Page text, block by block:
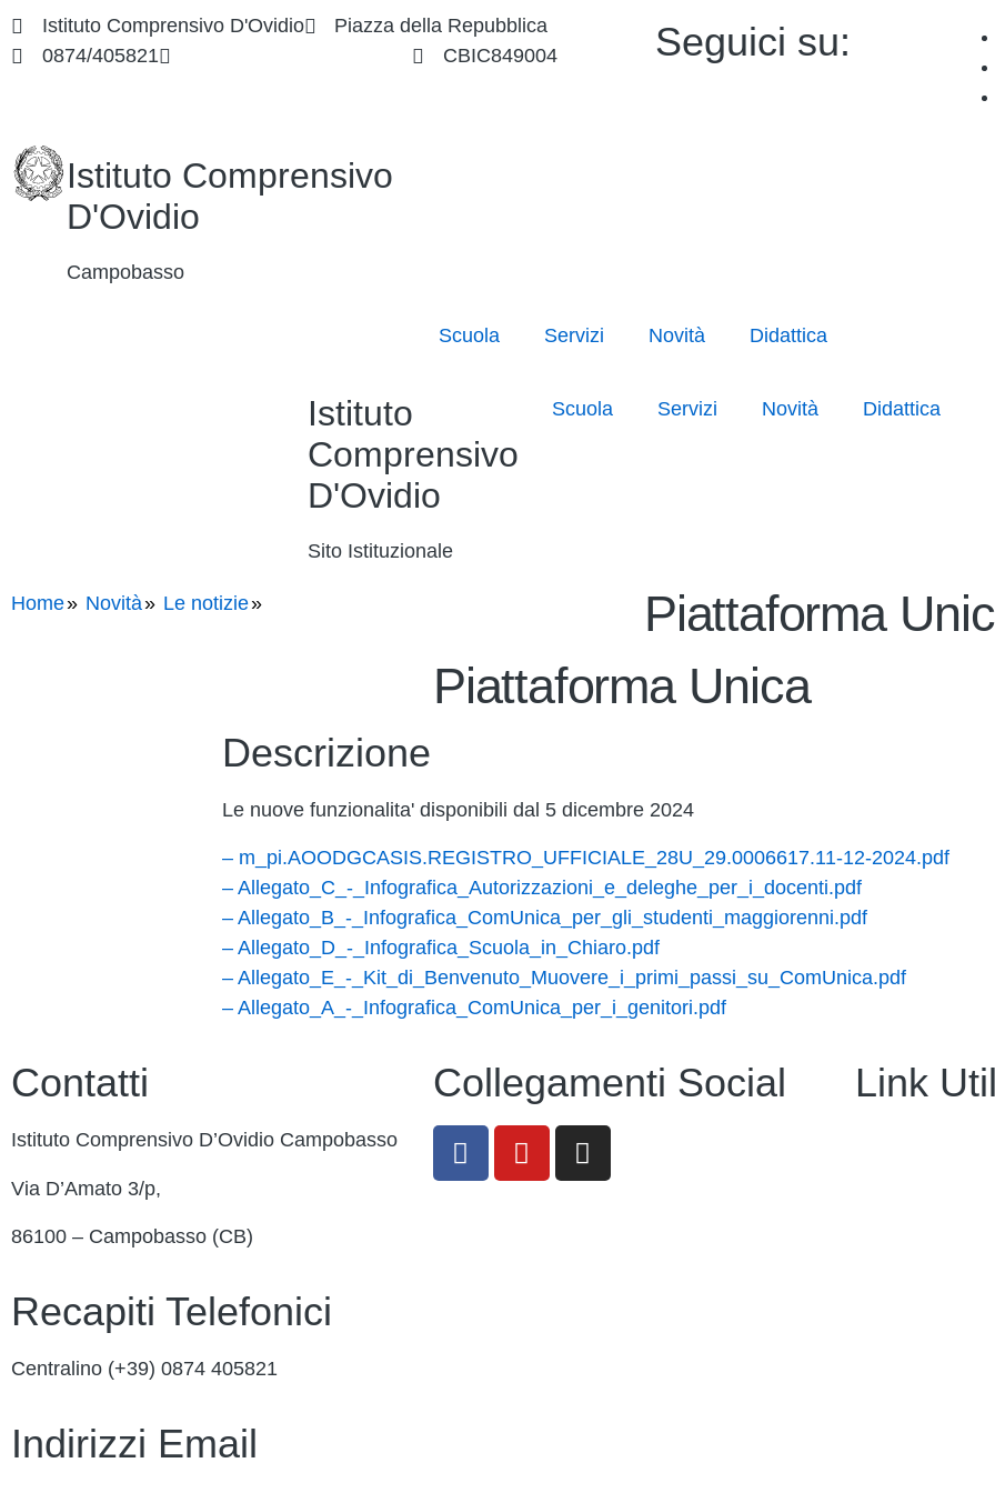
Istituto Comprensivo D'Ovidio
Piazza della Repubblica
0874/405821
CBIC849004 Seguici su:
Istituto Comprensivo
D'Ovidio
Campobasso
Scuola Servizi Novità Didattica
Istituto
Comprensivo
D'Ovidio
Sito Istituzionale
Scuola Servizi Novità Didattica
Home Novità Le notizie
Piattaforma
Piattaforma Unica
Descrizione
Le nuove funzionalita' disponibili dal 5 dicembre 2024
– m_pi.AOODGCASIS.REGISTRO_UFFICIALE_28U_29.0006617.11-12-2024.pdf
– Allegato_C_-_Infografica_Autorizzazioni_e_deleghe_per_i_docenti.pdf
– Allegato_B_-_Infografica_ComUnica_per_gli_studenti_maggiorenni.pdf
– Allegato_D_-_Infografica_Scuola_in_Chiaro.pdf
– Allegato_E_-_Kit_di_Benvenuto_Muovere_i_primi_passi_su_ComUnica.pdf
– Allegato_A_-_Infografica_ComUnica_per_i_genitori.pdf
Contatti
Istituto Comprensivo D’Ovidio Campobasso
Via D’Amato 3/p,
86100 – Campobasso (CB)
Recapiti Telefonici
Centralino (+39) 0874 405821
Indirizzi Email
Collegamenti Social Link